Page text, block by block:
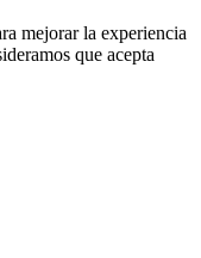
mejorar la experiencia
que acepta